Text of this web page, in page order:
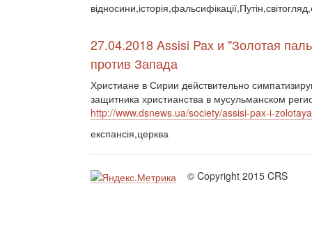
27.04.2018 Assisi Pax и "Золотая
против Запада
Христиане в Сирии действительно
защитника христианства в мусульманском
http://www.dsnews.ua/society/assisi-pax-i-
експансія,церква
© Copyright 2015 CRS